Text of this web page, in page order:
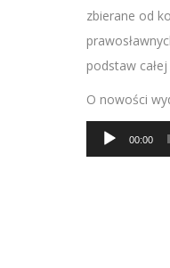
zbierane od
podstaw
O nowości
Odtwarzacz
plików
00:00